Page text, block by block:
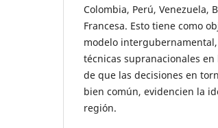
Colombia, Perú, Venezuela,
Francesa. Esto tiene como
modelo
técnicas supranacionales
de que las decisiones en
bien común, evidencien la
región.